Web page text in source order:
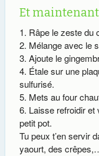
Et maintenant
Râpe le zeste du
Mélange avec le
Ajoute le
Étale sur une
sulfurisé.
Mets au four
Laisse refroidir et
petit pot.
Tu peux t’en servir
yaourt, des